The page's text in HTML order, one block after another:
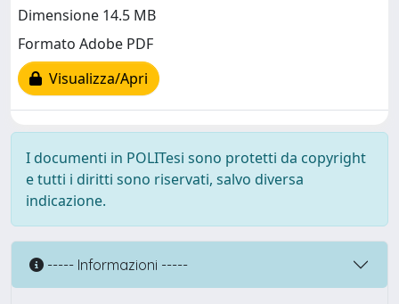
Dimensione 14.5 MB
Formato Adobe PDF
Visualizza/Apri
I documenti in POLITesi sono protetti da copyright
e tutti i diritti sono riservati, salvo diversa
indicazione.
----- Informazioni -----